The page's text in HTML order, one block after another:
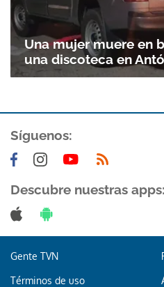
Una mujer muere en
una discoteca en
Síguenos:
Descubre nuestras apps:
Gente TVN
Términos de uso